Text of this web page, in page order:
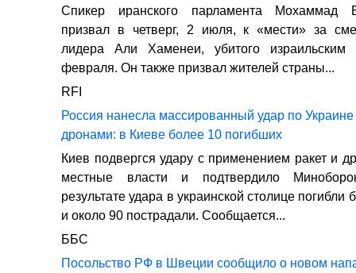
Спикер иранского парламента Мохаммад
призвал в четверг, 2 июля, к «мести» за
лидера Али Хаменеи, убитого израильским
февраля. Он также призвал жителей страны...
RFI
Россия нанесла массированный удар по Украине
дронами: в Киеве более 10 погибших
Киев подвергся удару с применением ракет и
местные власти и подтвердило
результате удара в украинской столице погибли
и около 90 пострадали. Сообщается...
ББС
Посольство РФ в Швеции сообщило о новом